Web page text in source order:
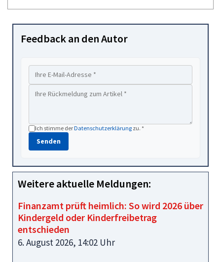
Feedback an den Autor
Ich stimme derDatenschutzerklärung zu. *
Senden
Weitere aktuelle Meldungen:
Finanzamt prüft heimlich: So wird 2026 über
Kindergeld oder Kinderfreibetrag
entschieden
6. August 2026, 14:02 Uhr